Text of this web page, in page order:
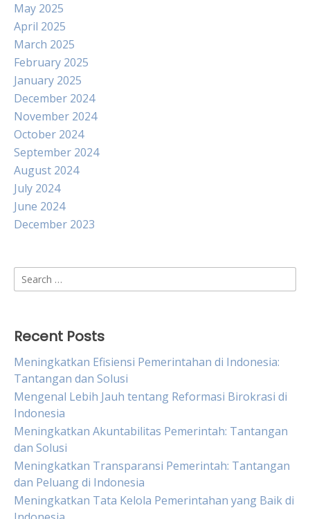
May 2025
April 2025
March 2025
February 2025
January 2025
December 2024
November 2024
October 2024
September 2024
August 2024
July 2024
June 2024
December 2023
Search
for:
Recent Posts
Meningkatkan Efisiensi Pemerintahan di Indonesia:
Tantangan dan Solusi
Mengenal Lebih Jauh tentang Reformasi Birokrasi di
Indonesia
Meningkatkan Akuntabilitas Pemerintah: Tantangan
dan Solusi
Meningkatkan Transparansi Pemerintah: Tantangan
dan Peluang di Indonesia
Meningkatkan Tata Kelola Pemerintahan yang Baik di